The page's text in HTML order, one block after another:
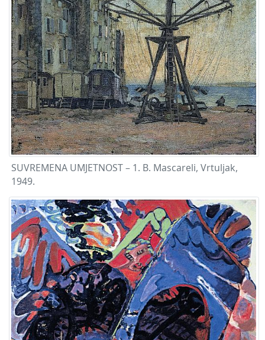
SUVREMENA UMJETNOST – 1. B. Mascareli, Vrtuljak,
1949.